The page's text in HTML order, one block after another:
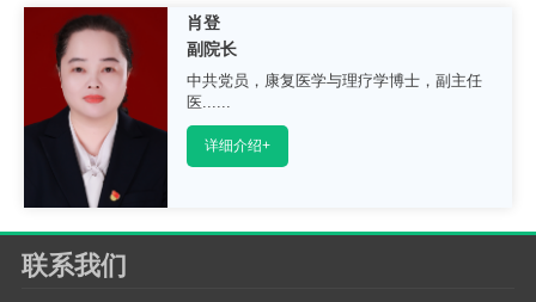
肖登
副院长
中共党员，康复医学与理疗学博士，副主任
医......
详细介绍+
联系我们